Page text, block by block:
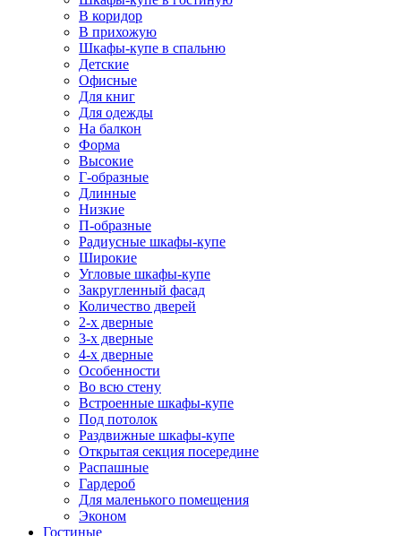
В коридор
В прихожую
Шкафы-купе в спальню
Детские
Офисные
Для книг
Для одежды
На балкон
Форма
Высокие
Г-образные
Длинные
Низкие
П-образные
Радиусные шкафы-купе
Широкие
Угловые шкафы-купе
Закругленный фасад
Количество дверей
2-х дверные
3-х дверные
4-х дверные
Особенности
Во всю стену
Встроенные шкафы-купе
Под потолок
Раздвижные шкафы-купе
Открытая секция посередине
Распашные
Гардероб
Для маленького помещения
Эконом
Гостиные